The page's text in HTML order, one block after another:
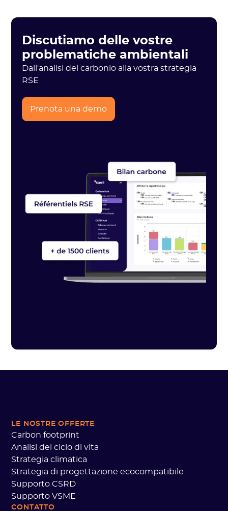
Discutiamo delle vostre
problematiche ambientali
Dall'analisi del carbonio alla vostra strategia
RSE
Prenota una demo
LE NOSTRE OFFERTE
Carbon footprint
Analisi del ciclo di vita
Strategia climatica
Strategia di progettazione ecocompatibile
Supporto CSRD
Supporto VSME
CONTATTO